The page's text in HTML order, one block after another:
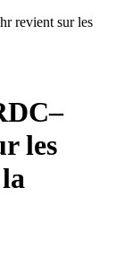
revient sur les
les